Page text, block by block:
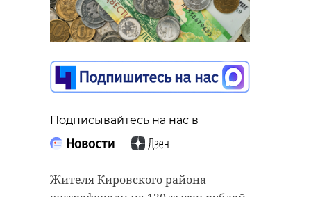
Подписывайтесь на нас в
Жителя Кировского района